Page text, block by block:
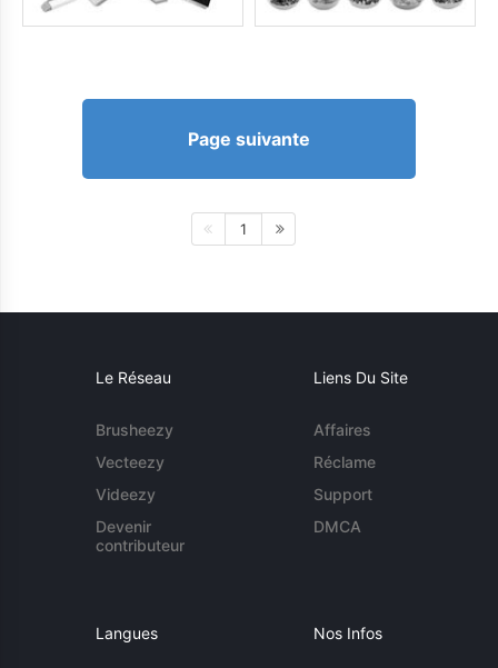
Page suivante
1
Le Réseau
Brusheezy
Vecteezy
Videezy
Devenir
contributeur
Liens Du Site
Affaires
Réclame
Support
DMCA
Langues Nos Infos